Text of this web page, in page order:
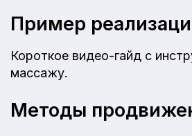
Пример
Короткое видео-гайд с
массажу.
Методы